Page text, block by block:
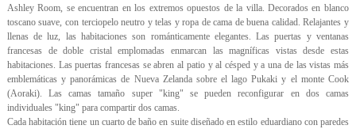
Ashley Room, se encuentran en los extremos opuestos de la villa. Decorados en blanco
toscano suave, con terciopelo neutro y telas y ropa de cama de buena calidad. Relajantes y
llenas de luz, las habitaciones son románticamente elegantes. Las puertas y ventanas
francesas de doble cristal emplomadas enmarcan las magníficas vistas desde estas
habitaciones. Las puertas francesas se abren al patio y al césped y a una de las vistas más
emblemáticas y panorámicas de Nueva Zelanda sobre el lago Pukaki y el monte Cook
(Aoraki). Las camas tamaño super "king" se pueden reconfigurar en dos camas
individuales "king" para compartir dos camas.
Cada habitación tiene un cuarto de baño en suite diseñado en estilo eduardiano con paredes